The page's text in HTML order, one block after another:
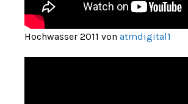
Hochwasser 2011 von atmdigital1